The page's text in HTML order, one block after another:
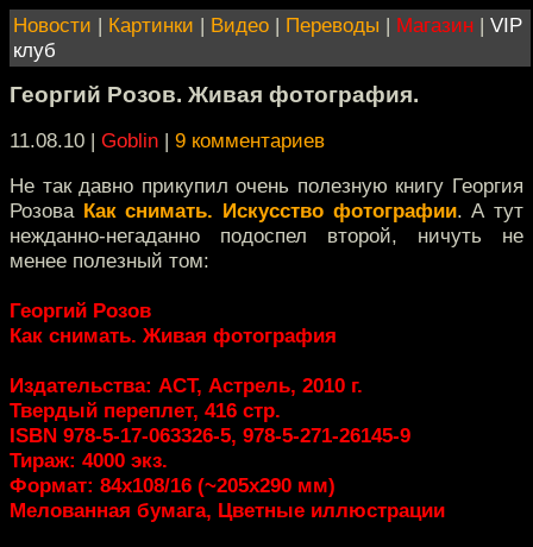
Новости | Картинки | Видео | Переводы | Магазин | VIP
клуб
Георгий Розов. Живая фотография.
11.08.10 | Goblin | 9 комментариев
Не так давно прикупил очень полезную книгу Георгия
Розова Как снимать. Искусство фотографии. А тут
нежданно-негаданно подоспел второй, ничуть не
менее полезный том:
Георгий Розов
Как снимать. Живая фотография
Издательства: АСТ, Астрель, 2010 г.
Твердый переплет, 416 стр.
ISBN 978-5-17-063326-5, 978-5-271-26145-9
Тираж: 4000 экз.
Формат: 84x108/16 (~205х290 мм)
Мелованная бумага, Цветные иллюстрации